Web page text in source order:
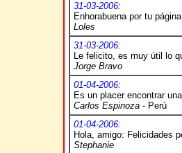
31-03-2006:
Enhorabuena por tu
Loles
31-03-2006:
Le felicito, es muy útil lo
Jorge Bravo
01-04-2006:
Es un placer encontrar
Carlos Espinoza - Perú
01-04-2006:
Hola, amigo: Felicidades
Stephanie